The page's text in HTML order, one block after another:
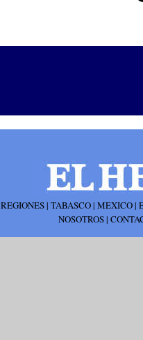
REGIONES| TABASCO| MEXICO|
NOSOTROS|